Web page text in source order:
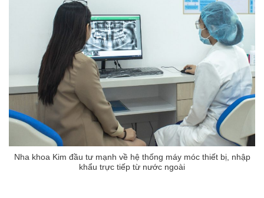
Nha khoa Kim đầu tư mạnh về hệ thống máy móc thiết bị, nhập
khẩu trực tiếp từ nước ngoài